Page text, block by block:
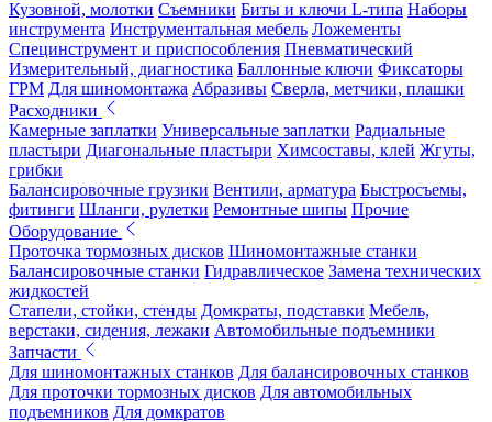
Кузовной, молотки Съемники Биты и ключи L-типа Наборы
инструмента Инструментальная мебель Ложементы
Специнструмент и приспособления Пневматический
Измерительный, диагностика Баллонные ключи Фиксаторы
ГРМ Для шиномонтажа Абразивы Сверла, метчики, плашки
Расходники
Камерные заплатки Универсальные заплатки Радиальные
пластыри Диагональные пластыри Химсоставы, клей Жгуты,
грибки
Балансировочные грузики Вентили, арматура Быстросъемы,
фитинги Шланги, рулетки Ремонтные шипы Прочие
Оборудование
Проточка тормозных дисков Шиномонтажные станки
Балансировочные станки Гидравлическое Замена технических
жидкостей
Стапели, стойки, стенды Домкраты, подставки Мебель,
верстаки, сидения, лежаки Автомобильные подъемники
Запчасти
Для шиномонтажных станков Для балансировочных станков
Для проточки тормозных дисков Для автомобильных
подъемников Для домкратов